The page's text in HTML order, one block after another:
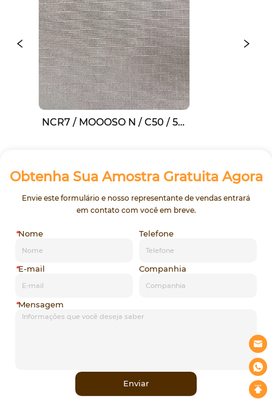
NCR7 / MOOOSO N / C50 / 50
Obtenha Sua Amostra Gratuita Agora
Envie este formulário e nosso representante de vendas entrará
em contato com você em breve.
*Nome Telefone
*E-mail Companhia
*Mensagem
Enviar